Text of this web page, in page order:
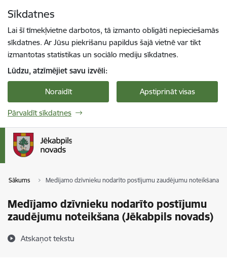
Sīkdatnes
Lai šī tīmekļvietne darbotos, tā izmanto obligāti nepieciešamās
sīkdatnes. Ar Jūsu piekrišanu papildus šajā vietnē var tikt
izmantotas statistikas un sociālo mediju sīkdatnes.
Lūdzu, atzīmējiet savu izvēli:
Noraidīt Apstiprināt visas
Pārvaldīt sīkdatnes
Sākums Medījamo dzīvnieku nodarīto postījumu zaudējumu noteikšana
Medījamo dzīvnieku nodarīto postījumu
zaudējumu noteikšana (Jēkabpils novads)
Atskaņot tekstu